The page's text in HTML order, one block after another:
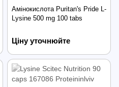
Амінокислота Puritan's Pride L-
Lysine 500 mg 100 tabs
Ціну уточнюйте